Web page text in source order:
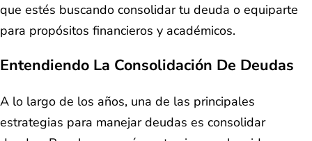
que estés buscando consolidar tu deuda o equiparte
para propósitos financieros y académicos.
Entendiendo La Consolidación De Deudas
A lo largo de los años, una de las principales
estrategias para manejar deudas es consolidar